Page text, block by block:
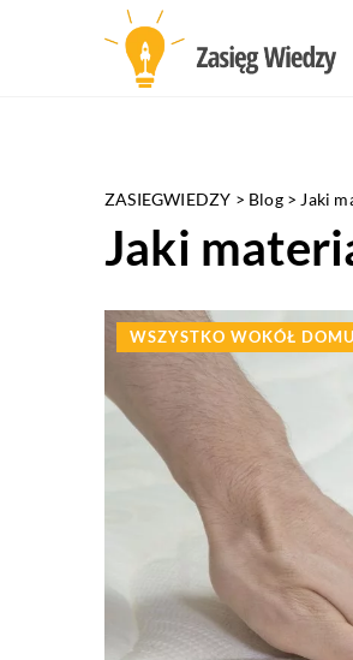
ZASIEGWIEDZY > Blog> Jaki
Jaki
WSZYSTKO WOKÓŁ DOMU